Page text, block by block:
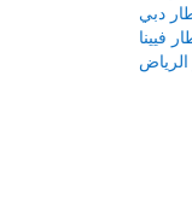
دبي
فيينا